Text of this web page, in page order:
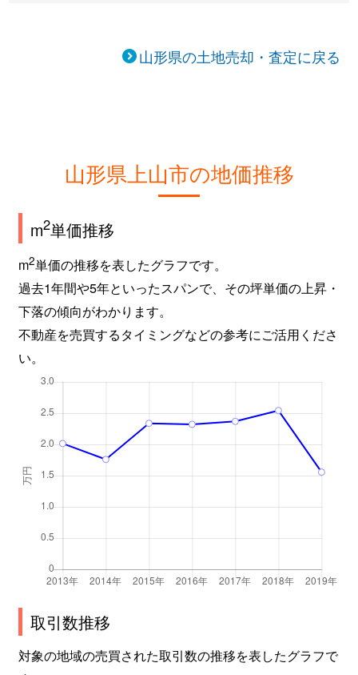
山形県の土地売却・査定に戻る
山形県上山市の地価推移
m2単価推移
m2単価の推移を表したグラフです。
過去1年間や5年といったスパンで、その坪単価の上昇・
下落の傾向がわかります。
不動産を売買するタイミングなどの参考にご活用くださ
い。
取引数推移
対象の地域の売買された取引数の推移を表したグラフで